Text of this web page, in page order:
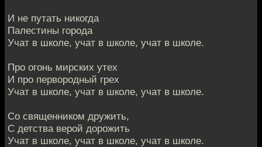
И не путать никогда
Палестины города
Учат в школе, учат в школе, учат в школе.
Про огонь мирских утех
И про первородный грех
Учат в школе, учат в школе, учат в школе.
Со священником дружить,
С детства верой дорожить
Учат в школе, учат в школе, учат в школе.